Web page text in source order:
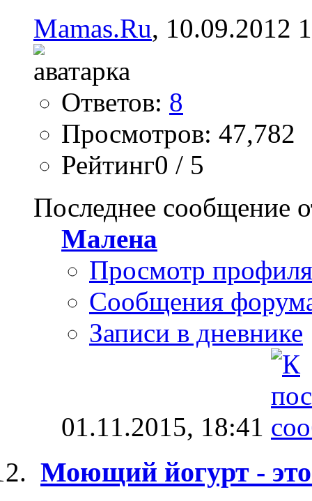
Mamas.Ru, 10.09.2012
Ответов: 8
Просмотров: 47,782
Рейтинг0 / 5
Последнее сообщение
Малена
Просмотр профиля
Сообщения
Записи в дневнике
01.11.2015, 18:41
Моющий йогурт - это